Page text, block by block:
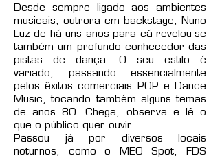
Desde sempre ligado aos ambientes
musicais, outrora em backstage, Nuno
Luz de há uns anos para cá revelou-se
também um profundo conhecedor das
pistas de dança. O seu estilo é
variado, passando essencialmente
pelos êxitos comerciais POP e Dance
Music, tocando também alguns temas
de anos 80. Chega, observa e lê o
que o público quer ouvir.
Passou já por diversos locais
noturnos, como o MEO Spot, FDS